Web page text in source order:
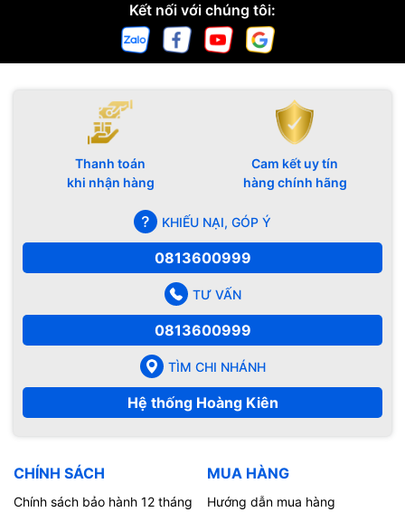
Kết nối với chúng tôi:
Thanh toán
khi nhận hàng
Cam kết uy tín
hàng chính hãng
KHIẾU NẠI, GÓP Ý
0813600999
TƯ VẤN
0813600999
TÌM CHI NHÁNH
Hệ thống Hoàng Kiên
CHÍNH SÁCH
Chính sách bảo hành 12 tháng
MUA HÀNG
Hướng dẫn mua hàng